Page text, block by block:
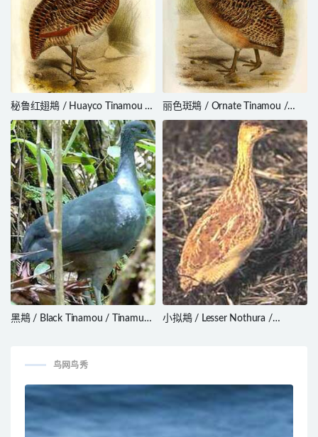
秘鲁红翅䳍 / Huayco Tinamou /
Rhynchotus maculicollis
丽色斑䳍 / Ornate Tinamou /
Nothoprocta ornata
黑䳍 / Black Tinamou / Tinamus
小拟䳍 / Lesser Nothura /
鸟网鸟秀